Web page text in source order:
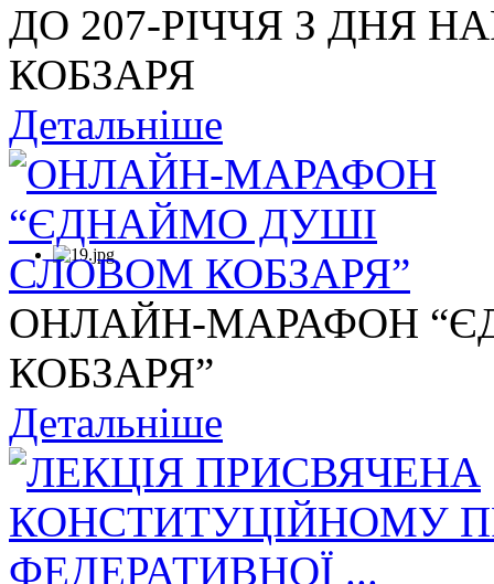
ДО 207-РІЧЧЯ З ДНЯ
КОБЗАРЯ
Детальніше
ОНЛАЙН-МАРАФОН
КОБЗАРЯ”
Детальніше